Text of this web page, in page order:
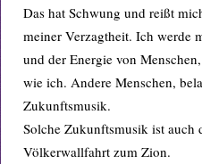
Das hat Schwung und reißt
meiner Verzagtheit. Ich werde
und der Energie von
wie ich. Andere Menschen,
Zukunftsmusik.
Solche Zukunftsmusik ist
Völkerwallfahrt zum Zion.